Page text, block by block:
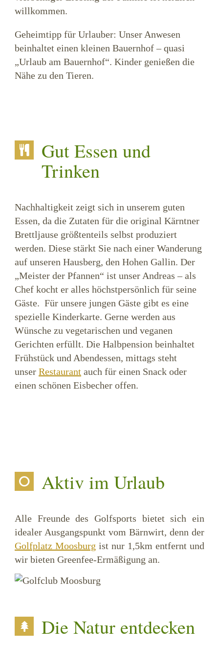
willkommen.
Geheimtipp für Urlauber: Unser Anwesen
beinhaltet einen kleinen Bauernhof – quasi
„Urlaub am Bauernhof“. Kinder genießen die
Nähe zu den Tieren.
Gut Essen und
Trinken
Nachhaltigkeit zeigt sich in unserem guten
Essen, da die Zutaten für die original Kärntner
Brettljause größtenteils selbst produziert
werden. Diese stärkt Sie nach einer Wanderung
auf unseren Hausberg, den Hohen Gallin. Der
„Meister der Pfannen“ ist unser Andreas – als
Chef kocht er alles höchstpersönlich für seine
Gäste. Für unsere jungen Gäste gibt es eine
spezielle Kinderkarte. Gerne werden aus
Wünsche zu vegetarischen und veganen
Gerichten erfüllt. Die Halbpension beinhaltet
Frühstück und Abendessen, mittags steht
unser Restaurant auch für einen Snack oder
einen schönen Eisbecher offen.
Aktiv im Urlaub
Alle Freunde des Golfsports bietet sich ein
idealer Ausgangspunkt vom Bärnwirt, denn der
Golfplatz Moosburg ist nur 1,5km entfernt und
wir bieten Greenfee-Ermäßigung an.
Die Natur entdecken